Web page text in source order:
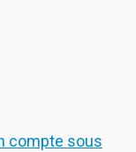
compte sous